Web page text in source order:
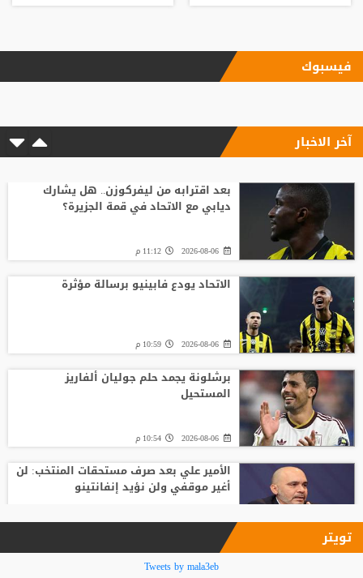
فيسبوك
آخر الاخبار
بعد اقترابه من ليفركوزن.. هل يشارك
ديابي مع الاتحاد في قمة الجزيرة؟
2026-08-06 11:12 م
الاتحاد يودع فابينيو برسالة مؤثرة
2026-08-06 10:59 م
برشلونة يجمد حلم جوليان ألفاريز
المستحيل
2026-08-06 10:54 م
الأمير علي بعد صرف مستحقات المنتخب: لن
أغير موقفي ولن نؤيد إنفانتينو
فينيسيوس جونيور يمدد عقده مع ريال
تويتر
Tweets by mala3eb